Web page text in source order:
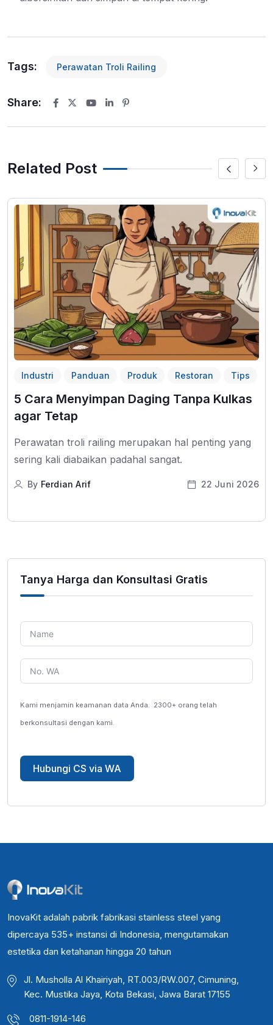
Tags: Perawatan Troli Railing
Share:
Youtube
LinkedIn
Related Post
Industri Panduan Produk Restoran Tips
5 Cara Menyimpan Daging Tanpa Kulkas
agar Tetap
Perawatan troli railing merupakan hal penting yang
sering kali diabaikan padahal sangat.
By Ferdian Arif 22 Juni 2026
Tanya Harga dan Konsultasi Gratis
Kami menjamin keamanan data Anda. 2300+ orang telah
berkonsultasi dengan kami.
Hubungi CS via WA
InovaKit adalah pabrik fabrikasi stainless steel yang
dipercaya 535+ instansi di Indonesia, mengutamakan
estetika dan ketahanan hingga 20 tahun
Jl. Musholla Al Khairiyah, RT.003/RW.007, Cimuning,
Kec. Mustika Jaya, Kota Bekasi, Jawa Barat 17155
0811-1914-146